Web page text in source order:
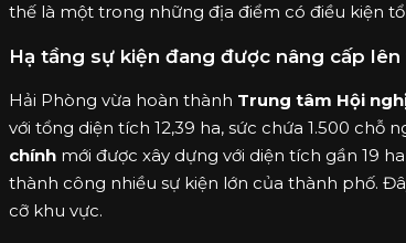
thế là một trong những địa điểm có điều kiện
Hạ tầng sự kiện đang được nâng cấp
Hải Phòng vừa hoàn thành Trung tâm Hội
với tổng diện tích 12,39 ha, sức chứa 1.500 chỗ
chính mới được xây dựng với diện tích gần 19
thành công nhiều sự kiện lớn của thành phố.
cỡ khu vực.